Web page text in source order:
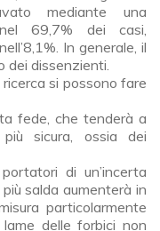
mediante una
69,7% dei casi,
In generale, il
dei dissenzienti.
si possono fare
fede, che tenderà a
sicura, ossia dei
di un’incerta
salda aumenterà in
particolarmente
delle forbici non